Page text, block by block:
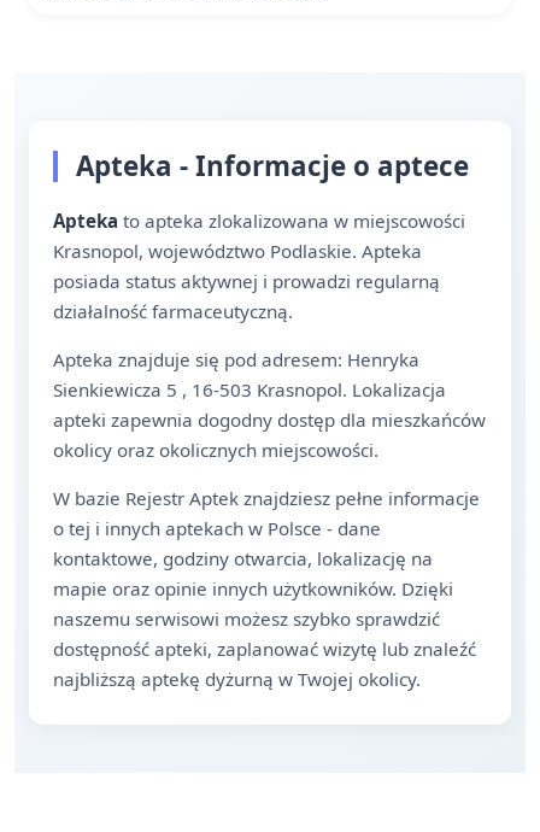
Apteka - Informacje o aptece
Apteka to apteka zlokalizowana w miejscowości
Krasnopol, województwo Podlaskie. Apteka
posiada status aktywnej i prowadzi regularną
działalność farmaceutyczną.
Apteka znajduje się pod adresem: Henryka
Sienkiewicza 5 , 16-503 Krasnopol. Lokalizacja
apteki zapewnia dogodny dostęp dla mieszkańców
okolicy oraz okolicznych miejscowości.
W bazie Rejestr Aptek znajdziesz pełne informacje
o tej i innych aptekach w Polsce - dane
kontaktowe, godziny otwarcia, lokalizację na
mapie oraz opinie innych użytkowników. Dzięki
naszemu serwisowi możesz szybko sprawdzić
dostępność apteki, zaplanować wizytę lub znaleźć
najbliższą aptekę dyżurną w Twojej okolicy.